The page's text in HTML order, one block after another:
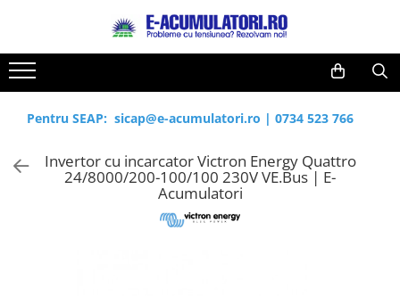
Toate Produsele
Acumulatori, Baterii si Incarcatoare
Uzuale
Baterii alcaline
Baterii litiu
Reduceri de vara
Cabluri
Acumulatori
Prelungitoare
Panouri fotovoltaice
Pentru SEAP: sicap@e-acumulatori.ro | 0734 523 766
Invertor cu incarcator Victron Energy Quattro
24/8000/200-100/100 230V VE.Bus | E-
Acumulatori